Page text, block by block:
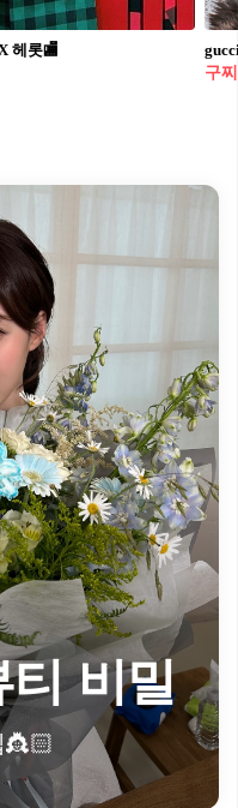
헤롯🏬
구찌
티 비밀